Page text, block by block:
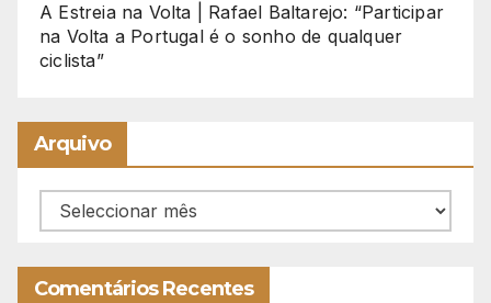
A Estreia na Volta | Rafael Baltarejo: “Participar
na Volta a Portugal é o sonho de qualquer
ciclista”
Arquivo
Arquivo
Comentários Recentes